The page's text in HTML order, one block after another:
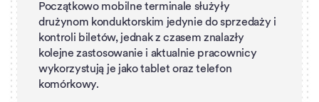
Początkowo mobilne terminale służyły
drużynom konduktorskim jedynie do sprzedaży i
kontroli biletów, jednak z czasem znalazły
kolejne zastosowanie i aktualnie pracownicy
wykorzystują je jako tablet oraz telefon
komórkowy.